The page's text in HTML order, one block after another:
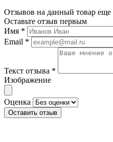
Отзывов на данный товар еще
Оставьте отзыв первым
Имя *
Email *
Текст отзыва *
Изображение
Оценка
Оставить отзыв